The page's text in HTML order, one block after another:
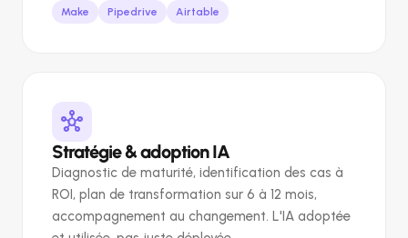
Make Pipedrive Airtable
hub
Stratégie & adoption IA
Diagnostic de maturité, identification des cas à
ROI, plan de transformation sur 6 à 12 mois,
accompagnement au changement. L'IA adoptée